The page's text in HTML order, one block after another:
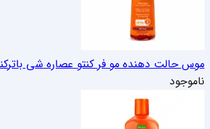
موس حالت دهنده مو فر کنتو عصاره شی باتر
ناموجود